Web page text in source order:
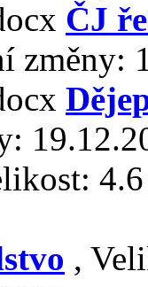
ČJ
změny:
,